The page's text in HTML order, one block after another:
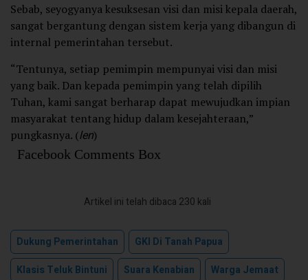
Sebab, seyogyanya kesuksesan visi dan misi kepala daerah,
sangat bergantung dengan sistem kerja yang dibangun di
internal pemerintahan tersebut.
“Tentunya, setiap pemimpin mempunyai visi dan misi
yang baik. Dan kepada pemimpin yang telah dipilih
Tuhan, kami sangat berharap dapat mewujudkan impian
masyarakat tentang hidup dalam kesejahteraan,”
pungkasnya. (len)
Facebook Comments Box
Artikel ini telah dibaca 230 kali
Dukung Pemerintahan
GKI Di Tanah Papua
Klasis Teluk Bintuni
Suara Kenabian Warga Jemaat